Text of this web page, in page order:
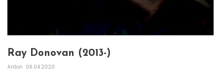
Ray Donovan (2013-)
Anton 06.04.2020